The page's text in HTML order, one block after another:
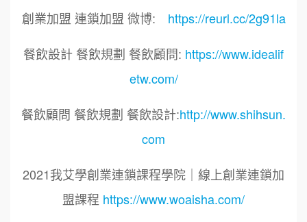
創業加盟 連鎖加盟 微博: https://reurl.cc/2g91la
餐飲設計 餐飲規劃 餐飲顧問: https://www.idealif
etw.com/
餐飲顧問 餐飲規劃 餐飲設計:http://www.shihsun.
com
2021我艾學創業連鎖課程學院｜線上創業連鎖加
盟課程 https://www.woaisha.com/